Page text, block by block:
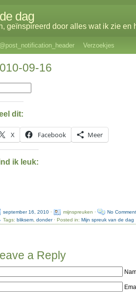
dag
geïnspireerd door alles wat ik zie en
Verzoekjes
09-16
dit:
X Facebook Meer
ik leuk:
september 16, 2010 · mijnspreuken ·
No
Tags:bliksem ,donder· Posted in:Mijn spreuk van de dag
a Reply